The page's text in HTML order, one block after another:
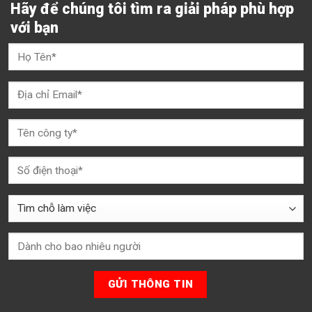
Hãy để chúng tôi tìm ra giải pháp phù hợp
với bạn